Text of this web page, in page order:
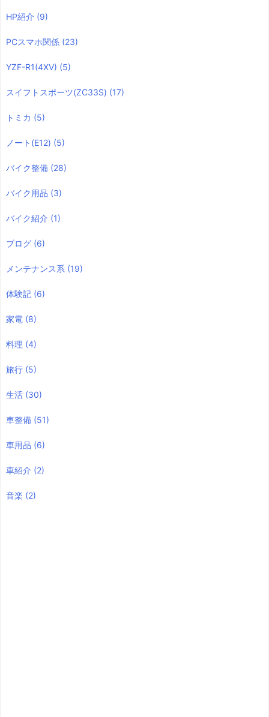
HP紹介 (9)
PCスマホ関係 (23)
YZF-R1(4XV) (5)
スイフトスポーツ(ZC33S) (17)
トミカ (5)
ノート(E12) (5)
バイク整備 (28)
バイク用品 (3)
バイク紹介 (1)
ブログ (6)
メンテナンス系 (19)
体験記 (6)
家電 (8)
料理 (4)
旅行 (5)
生活 (30)
車整備 (51)
車用品 (6)
車紹介 (2)
音楽 (2)